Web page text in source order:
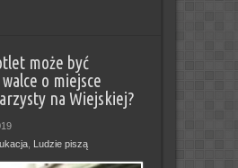
może być
o miejsce
na Wiejskiej?
, Ludzie piszą